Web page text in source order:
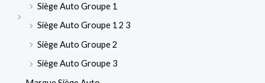
Siège Auto Groupe 1
Siège Auto Groupe 1 2 3
Siège Auto Groupe 2
Siège Auto Groupe 3